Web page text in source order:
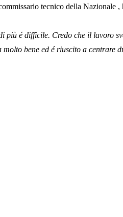
tecnico della Nazionale
più é difficile. Credo che il lavoro
molto bene ed é riuscito a centrare